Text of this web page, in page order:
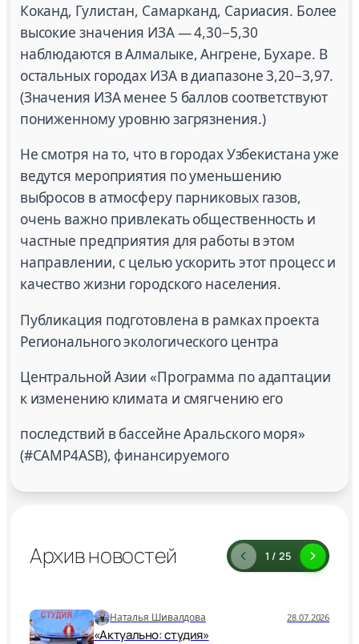
Коканд, Гулистан, Самарканд, Сариасия. Более
высокие значения ИЗА — 4,30−5,30
наблюдаются в Алмалыке, Ангрене, Бухаре. В
остальных городах ИЗА в диапазоне 3,20−3,97.
(Значения ИЗА менее 5 баллов соответствуют
пониженному уровню загрязнения.)
Не смотря на то, что в городах Узбекистана уже
ведутся мероприятия по уменьшению
выбросов в атмосферу парниковых газов,
очень важно привлекать общественность и
частные предприятия для работы в этом
направлении, с целью ускорить этот процесс и
качество жизни городского населения.
Публикация подготовлена в рамках проекта
Регионального экологического центра
Центральной Азии «Программа по адаптации
к изменению климата и смягчению его
последствий в бассейне Аральского моря»
(#CAMP4ASB), финансируемого
Архив новостей 1 / 25
Наталья Шивалдова 28.07.2026
«Актуально: студия»